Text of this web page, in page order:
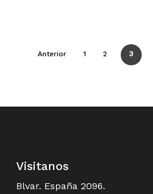
Anterior 1 2 3
Visitanos
Blvar. España 2096.